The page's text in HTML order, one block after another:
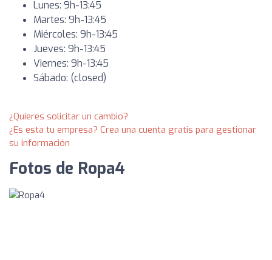
Lunes: 9h-13:45
Martes: 9h-13:45
Miércoles: 9h-13:45
Jueves: 9h-13:45
Viernes: 9h-13:45
Sábado: (closed)
¿Quieres solicitar un cambio?
¿Es esta tu empresa? Crea una cuenta gratis para gestionar
su información
Fotos de Ropa4